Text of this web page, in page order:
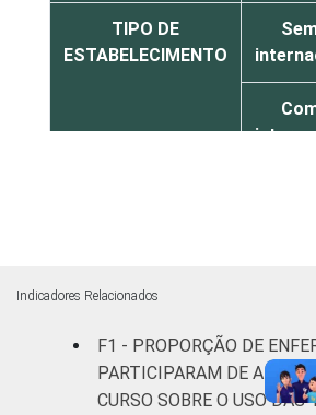
TIPO DE
ESTABELECIMENTO
FAIXA ETÁRIA
Até
Indicadores Relacionados
F1 - PROPORÇÃO DE
PARTICIPARAM DE
CURSO SOBRE O USO DAS